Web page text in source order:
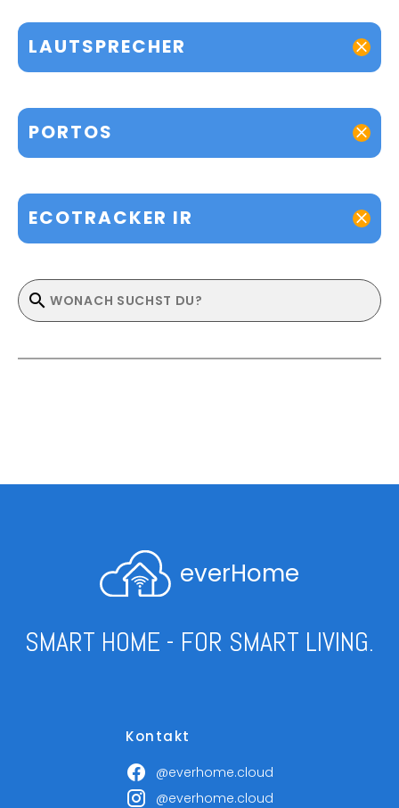
LAUTSPRECHER
PORTOS
ECOTRACKER IR
everHome
SMART HOME - FOR SMART LIVING.
Kontakt
@everhome.cloud
@everhome.cloud